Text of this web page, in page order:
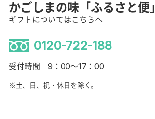
かごしまの味「ふるさと便」
ギフトについてはこちらへ
0120-722-188
受付時間 9：00～17：00
※土、日、祝・休日を除く。